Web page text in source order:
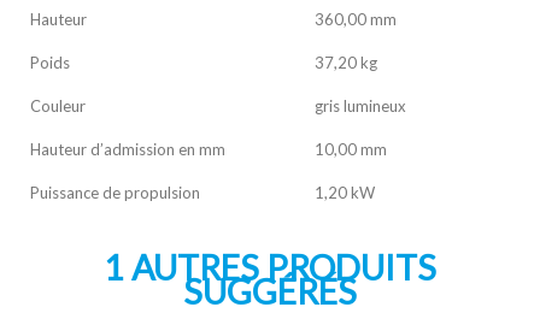
Hauteur 360,00 mm
Poids 37,20 kg
Couleur gris lumineux
Hauteur d’admission en mm 10,00 mm
Puissance de propulsion 1,20 kW
1 AUTRES PRODUITS
SUGGÉRÉS